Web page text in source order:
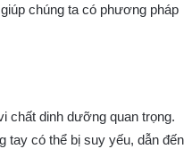
chúng ta có phương pháp
chất dinh dưỡng quan trọng.
tay có thể bị suy yếu, dẫn đến